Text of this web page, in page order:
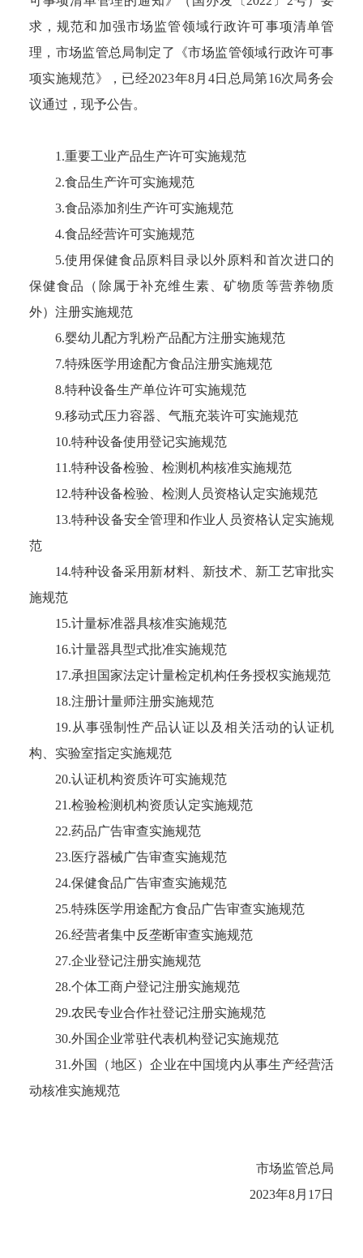
求，规范和加强市场监管领域行政许可事项清单管
理，市场监管总局制定了《市场监管领域行政许可事
项实施规范》，已经2023年8月4日总局第16次局务会
议通过，现予公告。
1.重要工业产品生产许可实施规范
2.食品生产许可实施规范
3.食品添加剂生产许可实施规范
4.食品经营许可实施规范
5.使用保健食品原料目录以外原料和首次进口的
保健食品（除属于补充维生素、矿物质等营养物质
外）注册实施规范
6.婴幼儿配方乳粉产品配方注册实施规范
7.特殊医学用途配方食品注册实施规范
8.特种设备生产单位许可实施规范
9.移动式压力容器、气瓶充装许可实施规范
10.特种设备使用登记实施规范
11.特种设备检验、检测机构核准实施规范
12.特种设备检验、检测人员资格认定实施规范
13.特种设备安全管理和作业人员资格认定实施规
范
14.特种设备采用新材料、新技术、新工艺审批实
施规范
15.计量标准器具核准实施规范
16.计量器具型式批准实施规范
17.承担国家法定计量检定机构任务授权实施规范
18.注册计量师注册实施规范
19.从事强制性产品认证以及相关活动的认证机
构、实验室指定实施规范
20.认证机构资质许可实施规范
21.检验检测机构资质认定实施规范
22.药品广告审查实施规范
23.医疗器械广告审查实施规范
24.保健食品广告审查实施规范
25.特殊医学用途配方食品广告审查实施规范
26.经营者集中反垄断审查实施规范
27.企业登记注册实施规范
28.个体工商户登记注册实施规范
29.农民专业合作社登记注册实施规范
30.外国企业常驻代表机构登记实施规范
31.外国（地区）企业在中国境内从事生产经营活
动核准实施规范
市场监管总局
2023年8月17日